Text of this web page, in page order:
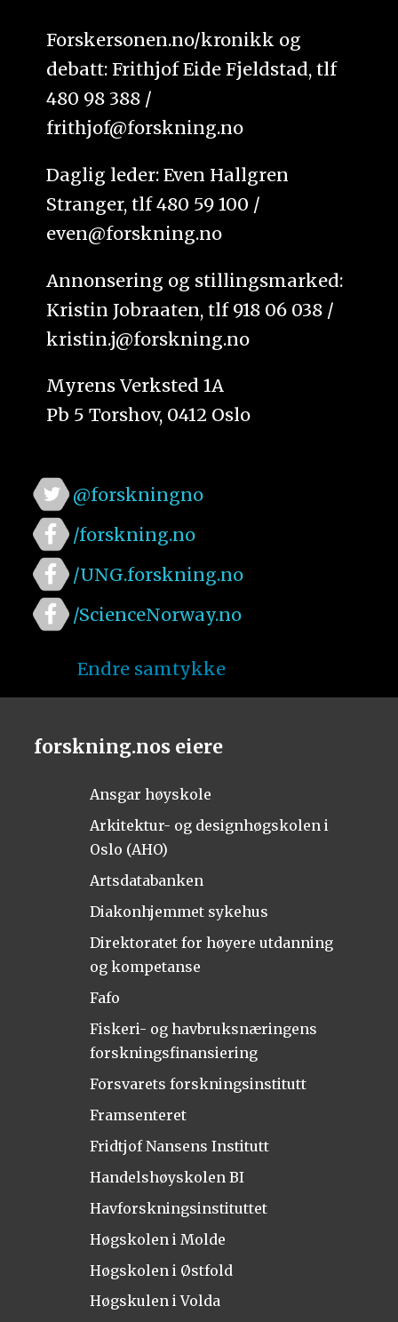
Forskersonen.no/kronikk og
debatt: Frithjof Eide Fjeldstad, tlf
480 98 388 /
frithjof@forskning.no
Daglig leder: Even Hallgren
Stranger, tlf 480 59 100 /
even@forskning.no
Annonsering og stillingsmarked:
Kristin Jobraaten, tlf 918 06 038 /
kristin.j@forskning.no
Myrens Verksted 1A
Pb 5 Torshov, 0412 Oslo
@forskningno
/forskning.no
/UNG.forskning.no
/ScienceNorway.no
Endre samtykke
forskning.nos eiere
Ansgar høyskole
Arkitektur- og designhøgskolen i
Oslo (AHO)
Artsdatabanken
Diakonhjemmet sykehus
Direktoratet for høyere utdanning
og kompetanse
Fafo
Fiskeri- og havbruksnæringens
forskningsfinansiering
Forsvarets forskningsinstitutt
Framsenteret
Fridtjof Nansens Institutt
Handelshøyskolen BI
Havforskningsinstituttet
Høgskolen i Molde
Høgskolen i Østfold
Høgskulen i Volda